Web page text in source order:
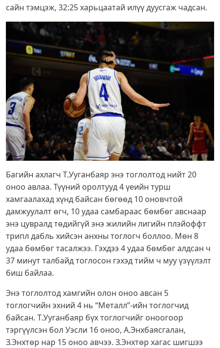
сайн тэмцэж, 32:25 харьцаатай илүү дуусгаж чадсан.
Багийн ахлагч Т.Ууганбаяр энэ тоглолтод нийт 20
оноо авлаа. Түүний оролтууд 4 үеийн турш
хамгаалахад хүнд байсан бөгөөд 10 оновчтой
дамжуулалт өгч, 10 удаа самбараас бөмбөг авснаар
энэ цувралд төдийгүй энэ жилийн лигийн плэйоффт
трипл дабль хийсэн анхны тоглогч боллоо. Мөн 8
удаа бөмбөг тасалжээ. Гэхдээ 4 удаа бөмбөг алдсан ч
37 минут талбайд тоглосон гэхэд тийм ч муу үзүүлэлт
биш байлаа.
Энэ тоглолтод хамгийн олон оноо авсан 5
тоглогчийн эхний 4 нь “Металл”-ийн тоглогчид
байсан. Т.Ууганбаяр бүх тоглогчийг оноогоор
тэргүүлсэн бол Уэсли 16 оноо, А.Энхбаясгалан,
З.Энхтөр нар 15 оноо авчээ. З.Энхтөр хагас шигшээ